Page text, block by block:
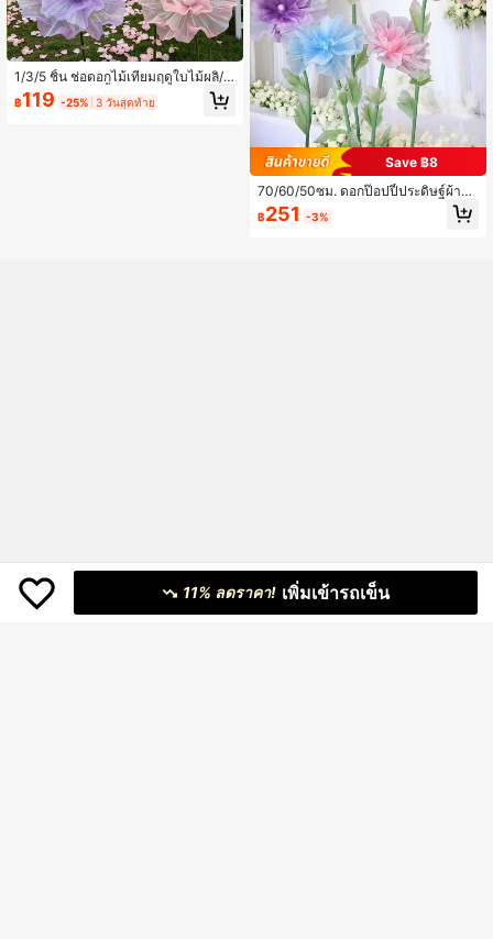
1/3/5 ชิ้น ช่อดอกไม้เทียมฤดูใบไม้ผลิ/ฤ
ดูร้อน, ดอกป๊อปปี้ตาข่ายสีรุ้ง, ดอกไม้เที
ยม, ตกแต่งดอกไม้เทียม.เหมาะสำหรับ
฿119 -25% 3 วันสุดท้าย
Save ฿8
70/60/50ซม. ดอกป๊อปปี้ประดิษฐ์ผ้ากอ
ซยักษ์ ตกแต่งงานแต่งงาน ทำด้วยมือ ผ้
ากอซ วันเกิด ปาร์ตี้ โรงแรม หน้าต่าง ต
฿251 -3%
11% ลดราคา! เพิ่มเข้ารถเข็น